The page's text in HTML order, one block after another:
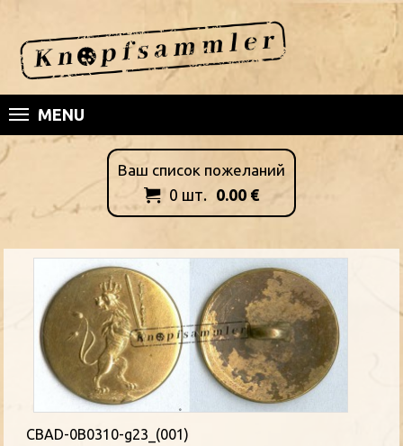
MENU
Ваш список пожеланий
 0 шт. 0.00 €
CBAD-0B0310-g23_(001)